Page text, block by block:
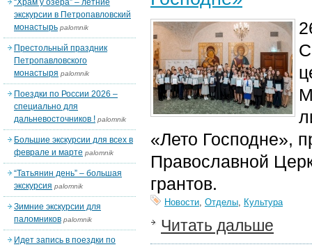
«Лето Господне»,
Православной
грантов.
Новости, Отделы, Культура
Читать дальше
“Храм у озера” – летние
экскурсии в Петропавловский
монастырь palomnik
Престольный праздник
Петропавловского
монастыря palomnik
Поездки по России 2026 –
специально для
дальневосточников ! palomnik
Большие экскурсии для всех в
феврале и марте palomnik
“Татьянин день” – большая
экскурсия palomnik
Зимние экскурсии для
паломников palomnik
Идет запись в поездки по